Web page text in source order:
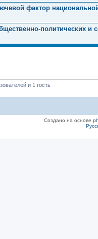
фактор
политических и
и 1 гость
Создано на основе